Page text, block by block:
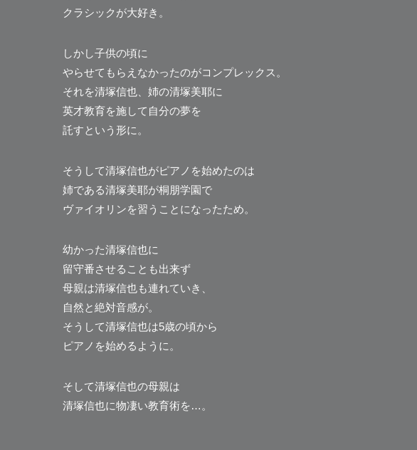
クラシックが大好き。
しかし子供の頃に
やらせてもらえなかったのがコンプレックス。
それを清塚信也、姉の清塚美耶に
英才教育を施して自分の夢を
託すという形に。
そうして清塚信也がピアノを始めたのは
姉である清塚美耶が桐朋学園で
ヴァイオリンを習うことになったため。
幼かった清塚信也に
留守番させることも出来ず
母親は清塚信也も連れていき、
自然と絶対音感が。
そうして清塚信也は5歳の頃から
ピアノを始めるように。
そして清塚信也の母親は
清塚信也に物凄い教育術を…。